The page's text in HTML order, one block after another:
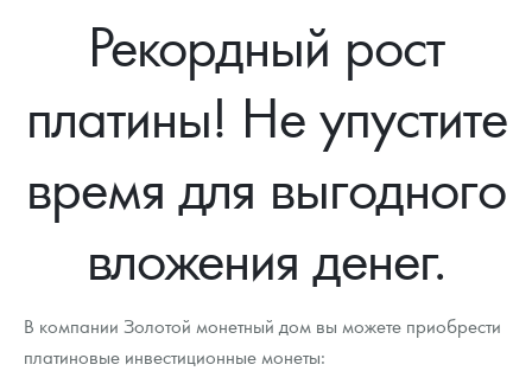
Инвестиционные монеты
Иностранные
Памятные монеты России и СССР
Монеты Царской России
Монеты стран мира после 1950г
Монеты и жетоны ЗМД
Георгий Победоносец
Аксессуары
Как сделать заказ
Гарантии
Памятка для работы с монетами из драгметаллов
Подбор монет
Информация
Аналитика и события
Итоги 2025 года. Прогноз курсов золота, серебра, платины на
Котировки
Скупка слитков
Наши преимущества
Рекордный рост
платины! Не упустите
время для выгодного
вложения денег.
В компании Золотой монетный дом вы можете приобрести
платиновые инвестиционные монеты: